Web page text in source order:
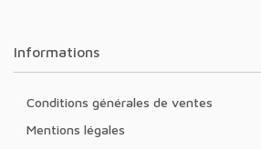
Informations
Conditions générales de ventes
Mentions légales